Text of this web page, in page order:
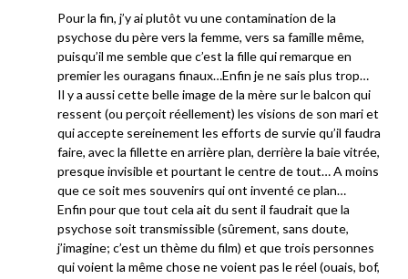
Pour la fin, j’y ai plutôt vu une contamination de la
psychose du père vers la femme, vers sa famille même,
puisqu’il me semble que c’est la fille qui remarque en
premier les ouragans finaux…Enfin je ne sais plus trop…
Il y a aussi cette belle image de la mère sur le balcon qui
ressent (ou perçoit réellement) les visions de son mari et
qui accepte sereinement les efforts de survie qu’il faudra
faire, avec la fillette en arrière plan, derrière la baie vitrée,
presque invisible et pourtant le centre de tout… A moins
que ce soit mes souvenirs qui ont inventé ce plan…
Enfin pour que tout cela ait du sent il faudrait que la
psychose soit transmissible (sûrement, sans doute,
j’imagine; c’est un thème du film) et que trois personnes
qui voient la même chose ne voient pas le réel (ouais, bof,